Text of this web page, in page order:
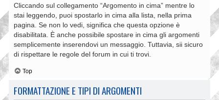
Cliccando sul collegamento “Argomento in cima” mentre lo
stai leggendo, puoi spostarlo in cima alla lista, nella prima
pagina. Se non lo vedi, significa che questa opzione è
disabilitata. È anche possibile spostare in cima gli argomenti
semplicemente inserendovi un messaggio. Tuttavia, sii sicuro
di rispettare le regole del forum in cui ti trovi.
Top
FORMATTAZIONE E TIPI DI ARGOMENTI